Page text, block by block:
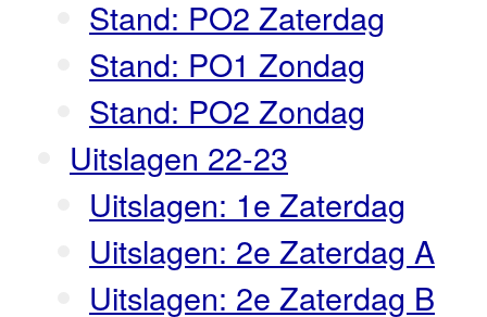
Stand: PO2 Zaterdag
Stand: PO1 Zondag
Stand: PO2 Zondag
Uitslagen 22-23
Uitslagen: 1e Zaterdag
Uitslagen: 2e Zaterdag A
Uitslagen: 2e Zaterdag B